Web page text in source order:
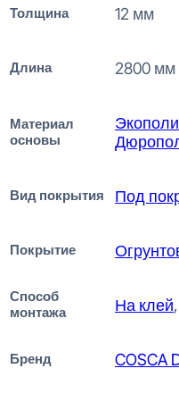
Толщина 12 мм
Длина 2800 мм
Материал
основы
Вид покрытия Под
Покрытие
Способ
монтажа
На клей,
Бренд COSCA